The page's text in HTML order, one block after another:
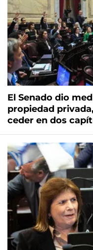
El Senado dio
propiedad
ceder en dos